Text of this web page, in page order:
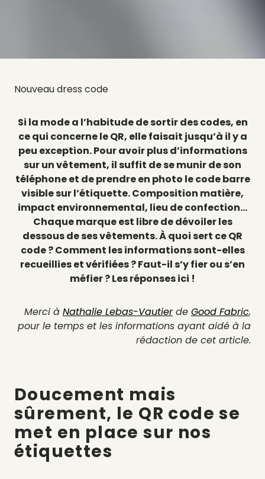
Nouveau dress code
Si la mode a l’habitude de sortir des codes, en
ce qui concerne le QR, elle faisait jusqu’à il y a
peu exception. Pour avoir plus d’informations
sur un vêtement, il suffit de se munir de son
téléphone et de prendre en photo le code barre
visible sur l’étiquette. Composition matière,
impact environnemental, lieu de confection…
Chaque marque est libre de dévoiler les
dessous de ses vêtements. À quoi sert ce QR
code ? Comment les informations sont-elles
recueillies et vérifiées ? Faut-il s’y fier ou s’en
méfier ? Les réponses ici !
Merci à Nathalie Lebas-Vautierde Good Fabric,
pour le temps et les informations ayant aidé à la
rédaction de cet article.
Doucement mais
sûrement, le QR code se
met en place sur nos
étiquettes